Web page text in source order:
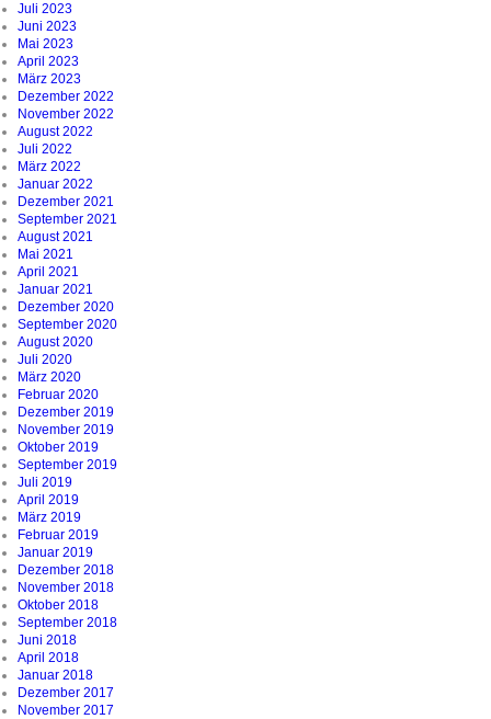
Juli 2023
Juni 2023
Mai 2023
April 2023
März 2023
Dezember 2022
November 2022
August 2022
Juli 2022
März 2022
Januar 2022
Dezember 2021
September 2021
August 2021
Mai 2021
April 2021
Januar 2021
Dezember 2020
September 2020
August 2020
Juli 2020
März 2020
Februar 2020
Dezember 2019
November 2019
Oktober 2019
September 2019
Juli 2019
April 2019
März 2019
Februar 2019
Januar 2019
Dezember 2018
November 2018
Oktober 2018
September 2018
Juni 2018
April 2018
Januar 2018
Dezember 2017
November 2017